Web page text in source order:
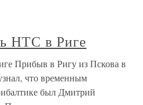
НТС в Риге
Прибыв в Ригу из Пскова в
что временным
был Дмитрий